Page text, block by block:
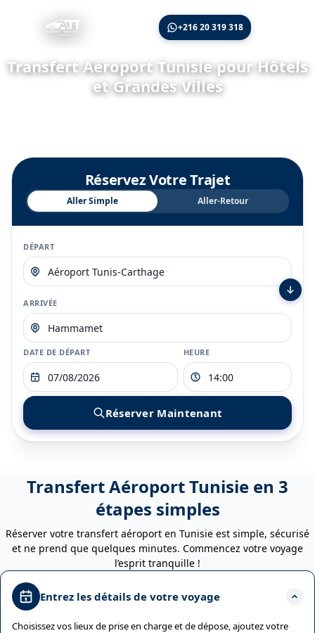
+216 20 319 318
Transfert Aéroport Tunisie pour Hôtels
et Grandes Villes
Réservez Votre Trajet
Aller Simple Aller-Retour
DÉPART
ARRIVÉE
DATE DE DÉPART HEURE
Réserver Maintenant
Transfert Aéroport Tunisie en 3
étapes simples
Réserver votre transfert aéroport en Tunisie est simple, sécurisé
et ne prend que quelques minutes. Commencez votre voyage
l’esprit tranquille !
Entrez les détails de votre voyage
Choisissez vos lieux de prise en charge et de dépose, ajoutez votre